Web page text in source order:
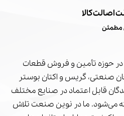
اصالت کالا
مطمئن
حوزه تأمین و فروش قطعات
صنعتی، گریس و اکتان بوستر
قابل اعتماد در صنایع مختلف
می‌شود. ما در نوین صنعت تلاش